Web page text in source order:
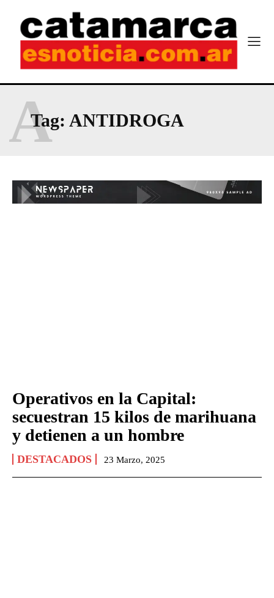
Tag: ANTIDROGA
A
Operativos en la Capital:
secuestran 15 kilos de marihuana
y detienen a un hombre
DESTACADOS 23 Marzo, 2025